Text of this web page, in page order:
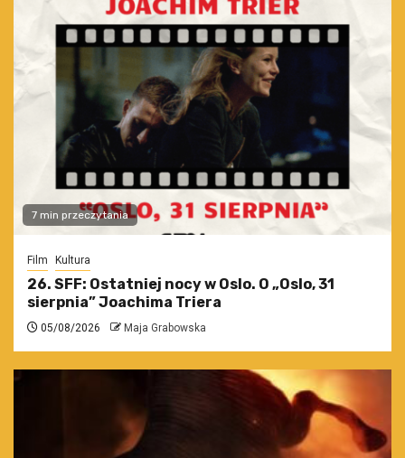
7 min przeczytania
Film Kultura
26. SFF: Ostatniej nocy w Oslo. O „Oslo, 31
sierpnia” Joachima Triera
05/08/2026 Maja Grabowska